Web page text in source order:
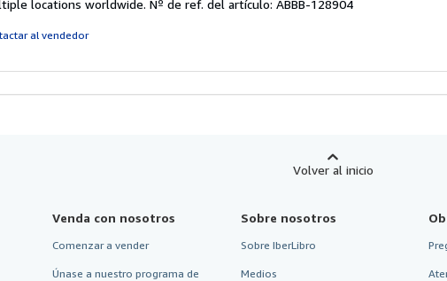
5
locations worldwide. Nº de ref. del artículo: ABBB-128904
al vendedor
Volver al inicio
Venda con nosotros
Comenzar a vender
Únase a nuestro programa de
Sobre nosotros
Sobre IberLibro
Medios